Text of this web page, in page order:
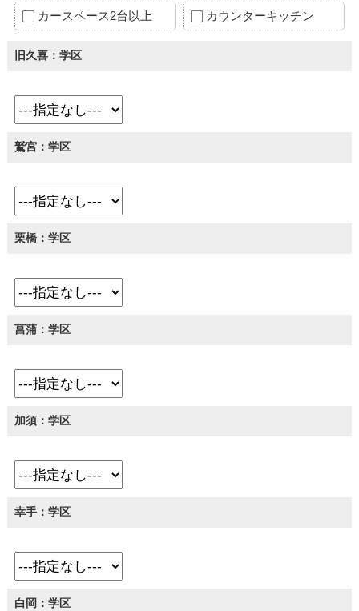
カースペース2台以上 カウンターキッチン
旧久喜：学区
鷲宮：学区
栗橋：学区
菖蒲：学区
加須：学区
幸手：学区
白岡：学区